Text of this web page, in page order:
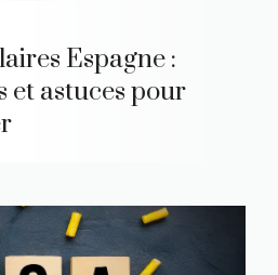
Espagne :
et astuces pour